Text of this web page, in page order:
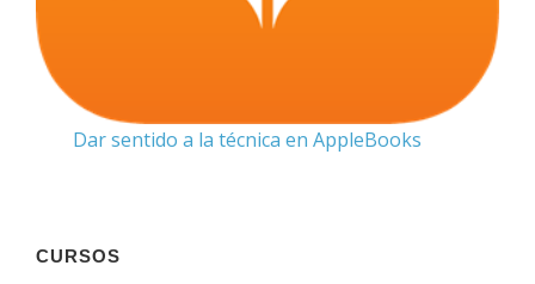
Dar sentido a la técnica en AppleBooks
CURSOS